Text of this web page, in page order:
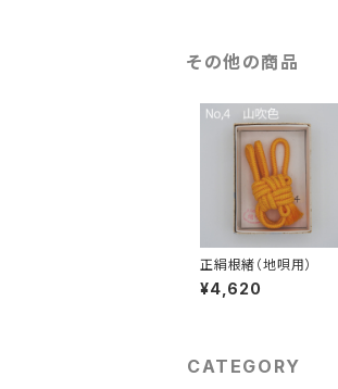
その他の商品
正絹根緒（地唄用）
¥4,620
CATEGORY